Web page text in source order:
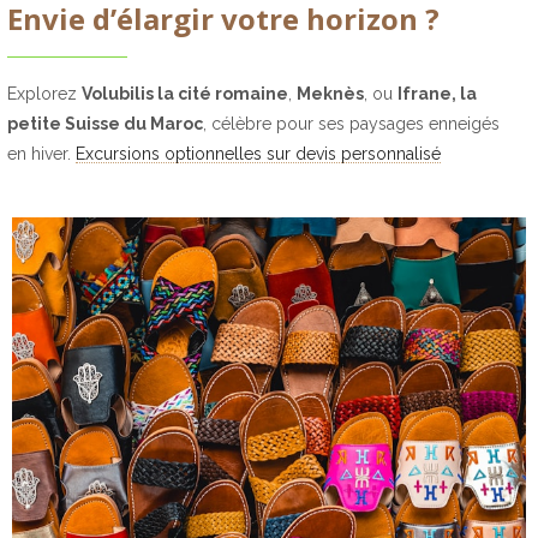
t
n
d
e
s
o
n
n
é
e
s
p
e
r
s
o
n
n
e
n
é
r
a
e
s
V
e
n
t
e
*
Envie d’élargir votre horizon ?
Explorez Volubilis la cité romaine Meknès , ou
Ifrane, la
petite Suisse du Maroc , célèbre pour ses paysages enneigés
en hiver. Excursions optionnelles sur devis personnalisé